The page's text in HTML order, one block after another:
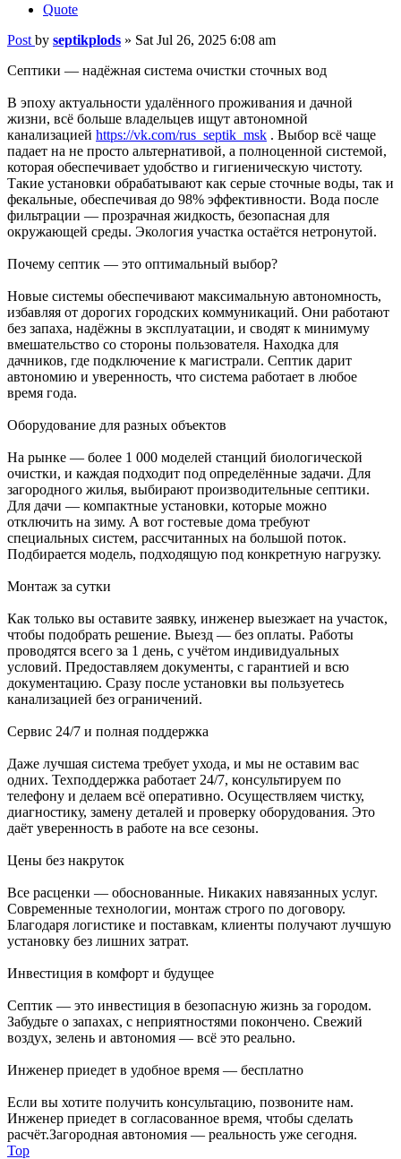
Quote
Post by septikplods » Sat Jul 26, 2025 6:08 am
Септики — надёжная система очистки сточных вод
В эпоху актуальности удалённого проживания и дачной
жизни, всё больше владельцев ищут автономной
канализацией https://vk.com/rus_septik_msk . Выбор всё чаще
падает на не просто альтернативой, а полноценной системой,
которая обеспечивает удобство и гигиеническую чистоту.
Такие установки обрабатывают как серые сточные воды, так и
фекальные, обеспечивая до 98% эффективности. Вода после
фильтрации — прозрачная жидкость, безопасная для
окружающей среды. Экология участка остаётся нетронутой.
Почему септик — это оптимальный выбор?
Новые системы обеспечивают максимальную автономность,
избавляя от дорогих городских коммуникаций. Они работают
без запаха, надёжны в эксплуатации, и сводят к минимуму
вмешательство со стороны пользователя. Находка для
дачников, где подключение к магистрали. Септик дарит
автономию и уверенность, что система работает в любое
время года.
Оборудование для разных объектов
На рынке — более 1 000 моделей станций биологической
очистки, и каждая подходит под определённые задачи. Для
загородного жилья, выбирают производительные септики.
Для дачи — компактные установки, которые можно
отключить на зиму. А вот гостевые дома требуют
специальных систем, рассчитанных на большой поток.
Подбирается модель, подходящую под конкретную нагрузку.
Монтаж за сутки
Как только вы оставите заявку, инженер выезжает на участок,
чтобы подобрать решение. Выезд — без оплаты. Работы
проводятся всего за 1 день, с учётом индивидуальных
условий. Предоставляем документы, с гарантией и всю
документацию. Сразу после установки вы пользуетесь
канализацией без ограничений.
Сервис 24/7 и полная поддержка
Даже лучшая система требует ухода, и мы не оставим вас
одних. Техподдержка работает 24/7, консультируем по
телефону и делаем всё оперативно. Осуществляем чистку,
диагностику, замену деталей и проверку оборудования. Это
даёт уверенность в работе на все сезоны.
Цены без накруток
Все расценки — обоснованные. Никаких навязанных услуг.
Современные технологии, монтаж строго по договору.
Благодаря логистике и поставкам, клиенты получают лучшую
установку без лишних затрат.
Инвестиция в комфорт и будущее
Септик — это инвестиция в безопасную жизнь за городом.
Забудьте о запахах, с неприятностями покончено. Свежий
воздух, зелень и автономия — всё это реально.
Инженер приедет в удобное время — бесплатно
Если вы хотите получить консультацию, позвоните нам.
Инженер приедет в согласованное время, чтобы сделать
расчёт.Загородная автономия — реальность уже сегодня.
Top